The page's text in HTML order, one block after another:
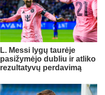
L. Messi lygų taurėje
pasižymėjo dubliu ir atliko
rezultatyvų perdavimą